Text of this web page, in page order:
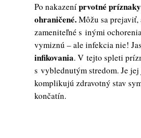
Po nakazeníprvotné
ohraničené.Môžu sa prejaviť,
zameniteľné s inými
vymiznú – ale infekcia nie!
infikovania. V tejto spleti
s vyblednutým stredom. Je
komplikujú zdravotný stav
končatín.